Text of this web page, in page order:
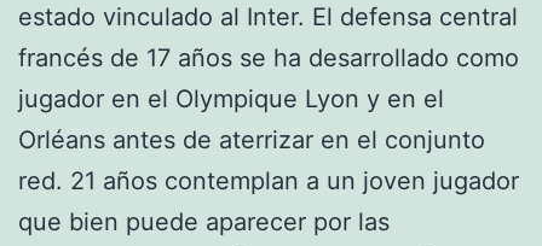
estado vinculado al Inter. El defensa central
francés de 17 años se ha desarrollado como
jugador en el Olympique Lyon y en el
Orléans antes de aterrizar en el conjunto
red. 21 años contemplan a un joven jugador
que bien puede aparecer por las